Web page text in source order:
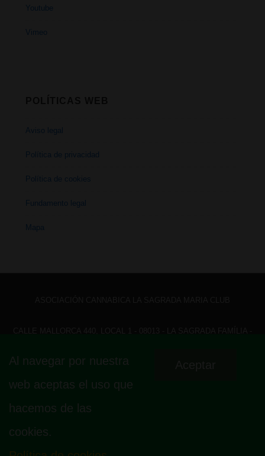
Youtube
Vimeo
Aviso legal
Política de privacidad
Política de cookies
Fundamento legal
Mapa
Menú
pie
de
Fundamento legal
Al navegar por nuestra
web aceptas el uso que
hacemos de las
cookies.